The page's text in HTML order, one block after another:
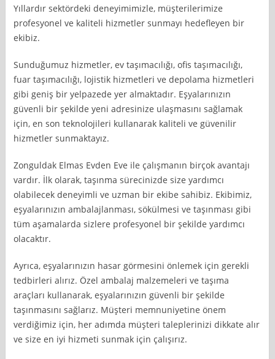
Yıllardır sektördeki deneyimimizle, müşterilerimize
profesyonel ve kaliteli hizmetler sunmayı hedefleyen bir
ekibiz.
Sunduğumuz hizmetler, ev taşımacılığı, ofis taşımacılığı,
fuar taşımacılığı, lojistik hizmetleri ve depolama hizmetleri
gibi geniş bir yelpazede yer almaktadır. Eşyalarınızın
güvenli bir şekilde yeni adresinize ulaşmasını sağlamak
için, en son teknolojileri kullanarak kaliteli ve güvenilir
hizmetler sunmaktayız.
Zonguldak Elmas Evden Eve ile çalışmanın birçok avantajı
vardır. İlk olarak, taşınma sürecinizde size yardımcı
olabilecek deneyimli ve uzman bir ekibe sahibiz. Ekibimiz,
eşyalarınızın ambalajlanması, sökülmesi ve taşınması gibi
tüm aşamalarda sizlere profesyonel bir şekilde yardımcı
olacaktır.
Ayrıca, eşyalarınızın hasar görmesini önlemek için gerekli
tedbirleri alırız. Özel ambalaj malzemeleri ve taşıma
araçları kullanarak, eşyalarınızın güvenli bir şekilde
taşınmasını sağlarız. Müşteri memnuniyetine önem
verdiğimiz için, her adımda müşteri taleplerinizi dikkate alır
ve size en iyi hizmeti sunmak için çalışırız.